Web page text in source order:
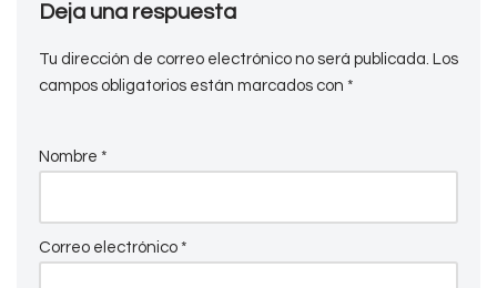
Deja una respuesta
Tu dirección de correo electrónico no será publicada. Los
campos obligatorios están marcados con *
Nombre *
Correo electrónico *